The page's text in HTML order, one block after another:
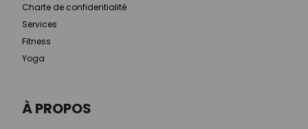
À PROPOS
Charte de confidentialité
Services
Fitness
Yoga